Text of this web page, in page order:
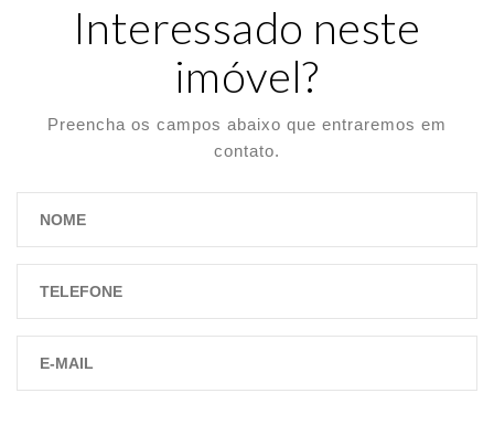
Interessado neste
imóvel?
Preencha os campos abaixo que entraremos em
contato.